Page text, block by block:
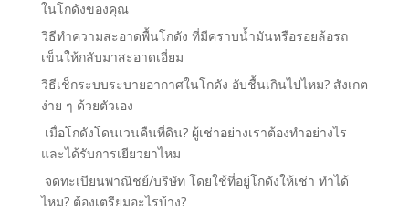
ในโกดังของคุณ
วิธีทำความสะอาดพื้นโกดัง ที่มีคราบน้ำมันหรือรอยล้อรถ
เข็นให้กลับมาสะอาดเอี่ยม
วิธีเช็กระบบระบายอากาศในโกดัง อับชื้นเกินไปไหม? สังเกต
ง่าย ๆ ด้วยตัวเอง
เมื่อโกดังโดนเวนคืนที่ดิน? ผู้เช่าอย่างเราต้องทำอย่างไร
และได้รับการเยียวยาไหม
จดทะเบียนพาณิชย์/บริษัท โดยใช้ที่อยู่โกดังให้เช่า ทำได้
ไหม? ต้องเตรียมอะไรบ้าง?